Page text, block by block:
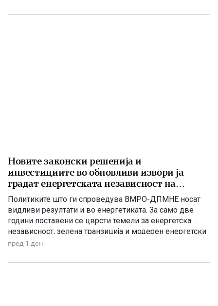
8. На потпишувањето во Владата присуствуваа
Новите законски решенија и
инвестициите во обновливи извори ја
градат енергетската независност на
Македонија
Политиките што ги спроведува ВМРО-ДПМНЕ носат
видливи резултати и во енергетиката. За само две
години поставени се цврсти темели за енергетска
независност, зелена транзиција и модерен енергетски
систем кој ќе обезбеди сигурност, нови инвестиции и
има нов Закон за енергетика, усогласен со европските
пред 1 ден